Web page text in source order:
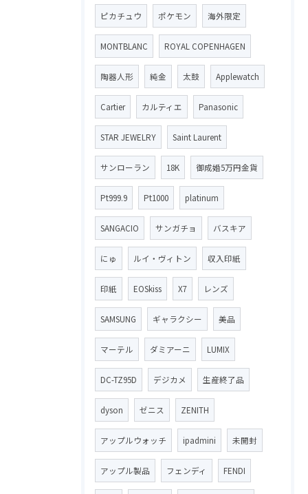
ピカチュウ ポケモン 海外限定
MONTBLANC ROYAL COPENHAGEN
陶器人形 純金 太鼓 Applewatch
Cartier カルティエ Panasonic
STAR JEWELRY Saint Laurent
サンローラン 18K 御成婚5万円金貨
Pt999.9 Pt1000 platinum
SANGACIO サンガチョ バスキア
にゅ ルイ・ヴィトン 収入印紙
印紙 EOSkiss X7 レンズ
SAMSUNG ギャラクシー 美品
マーテル ダミアーニ LUMIX
DC-TZ95D デジカメ 生産終了品
dyson ゼニス ZENITH
アップルウォッチ ipadmini 未開封
アップル製品 フェンディ FENDI